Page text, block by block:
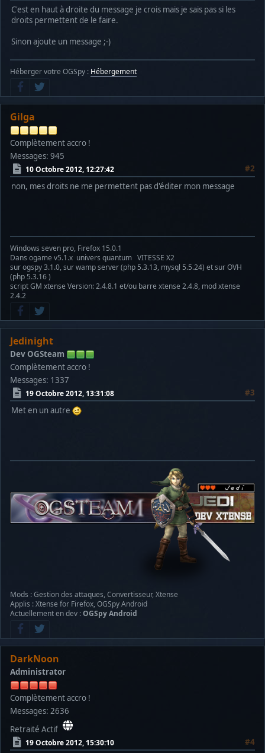
C'est en haut à droite du message je crois mais je sais pas si les
droits permettent de le faire.
Sinon ajoute un message ;-)
Héberger votre OGSpy : Hébergement
Gilga
Complètement accro !
Messages: 945
10 Octobre 2012, 12:27:42
#2
non, mes droits ne me permettent pas d'éditer mon message
Windows seven pro, Firefox 15.0.1
Dans ogame v5.1.x univers quantum VITESSE X2
sur ogspy 3.1.0, sur wamp server (php 5.3.13, mysql 5.5.24) et sur OVH
(php 5.3.16 )
script GM xtense Version: 2.4.8.1 et/ou barre xtense 2.4.8, mod xtense
2.4.2
Jedinight
Dev OGSteam
Complètement accro !
Messages: 1337
19 Octobre 2012, 13:31:08
#3
Met en un autre
Mods : Gestion des attaques, Convertisseur, Xtense
Applis : Xtense for Firefox, OGSpy Android
Actuellement en dev :OGSpy Android
DarkNoon
Administrator
Complètement accro !
Messages: 2636
Retraité Actif
19 Octobre 2012, 15:30:10 #4